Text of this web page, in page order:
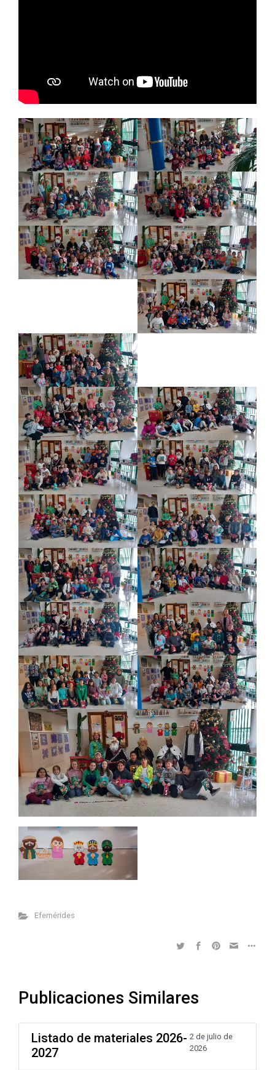
Efemérides
Publicaciones Similares
Listado de materiales 2026-
2027
2 de julio de
2026